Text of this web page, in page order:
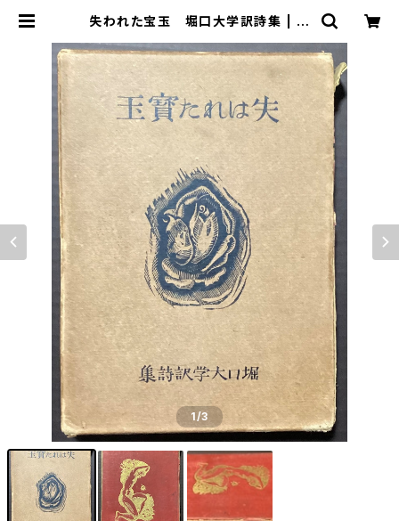
失われた宝玉 堀口大学訳詩集 | 古
1/3